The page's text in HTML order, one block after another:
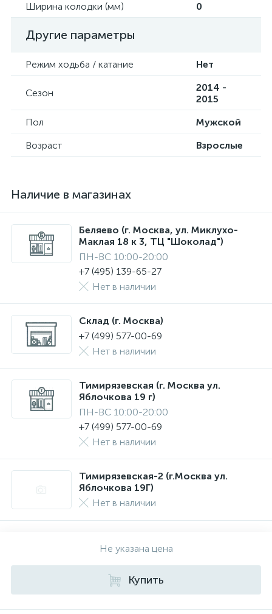
Ширина колодки (мм)
0
Другие параметры
Режим ходьба / катание Нет
Сезон
2014 -
2015
Пол
Мужской
Возраст
Взрослые
Наличие в магазинах
Беляево (г. Москва, ул. Миклухо-
Маклая 18 к 3, ТЦ "Шоколад")
ПН-ВС 10:00-20:00
+7 (495) 139-65-27
Нет в наличии
Склад (г. Москва)
+7 (499) 577-00-69
Нет в наличии
Тимирязевская (г. Москва ул.
Яблочкова 19 г)
ПН-ВС 10:00-20:00
+7 (499) 577-00-69
Нет в наличии
Тимирязевская-2 (г.Москва ул.
Яблочкова 19Г)
Нет в наличии
Не указана цена
Купить